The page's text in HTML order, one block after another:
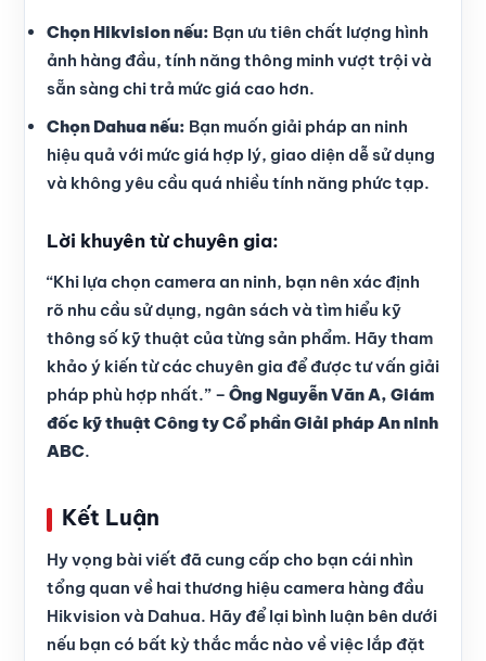
Chọn Hikvision nếu: Bạn ưu tiên chất lượng hình
ảnh hàng đầu, tính năng thông minh vượt trội và
sẵn sàng chi trả mức giá cao hơn.
Chọn Dahua nếu: Bạn muốn giải pháp an ninh
hiệu quả với mức giá hợp lý, giao diện dễ sử dụng
và không yêu cầu quá nhiều tính năng phức tạp.
Lời khuyên từ chuyên gia:
“Khi lựa chọn camera an ninh, bạn nên xác định
rõ nhu cầu sử dụng, ngân sách và tìm hiểu kỹ
thông số kỹ thuật của từng sản phẩm. Hãy tham
khảo ý kiến từ các chuyên gia để được tư vấn giải
pháp phù hợp nhất.” – Ông Nguyễn Văn A, Giám
đốc kỹ thuật Công ty Cổ phần Giải pháp An ninh
ABC.
Kết Luận
Hy vọng bài viết đã cung cấp cho bạn cái nhìn
tổng quan về hai thương hiệu camera hàng đầu
Hikvision và Dahua. Hãy để lại bình luận bên dưới
nếu bạn có bất kỳ thắc mắc nào về việc lắp đặt